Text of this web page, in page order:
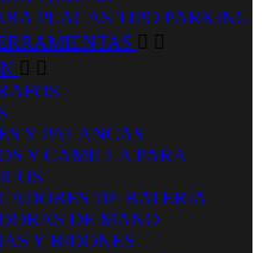
PLACAS TIPO PARKING
 
 
Y PALANCAS
Y CAMILLA PARA
DE BATERIA
DE MANO
Y BIDONES